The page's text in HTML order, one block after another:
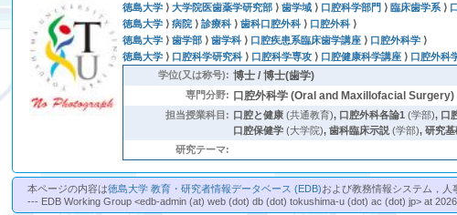
徳島大学 ⟩大学院医歯薬学研究部 ⟩歯学域 ⟩ 口腔科学部門 ⟩臨床歯学系 ⟩
徳島大学 ⟩病院 ⟩診療科 ⟩歯科口腔外科 ⟩ 口腔外科 ⟩
徳島大学 ⟩歯学部 ⟩歯学科 ⟩ 口腔疾患系臨床歯学講座 ⟩ 口腔外科学 ⟩
徳島大学 ⟩ 口腔科学研究科 ⟩ 口腔科学専攻 ⟩ 口腔健康科学講座 ⟩ 口腔外科
学位(又は称号): 博士 / 博士(歯学)
専門分野: 口腔外科学 (Oral and Maxillofacial Surgery)
担当授業科目: 口腔と健康 (共通教育), 口腔外科各論1 (学部), 口
口腔保健学 (大学院),歯科臨床示説 (学部),研究基
研究テーマ:
本ページの内容は徳島大学 教育・研究者情報データベース (EDB)および教務情報システム，
--- EDB Working Group <edb-admin (at) web (dot) db (dot) tokushima-u (dot) ac (dot) jp> at